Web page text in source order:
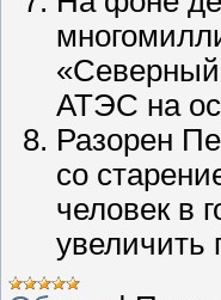
АТЭС на
Разорен
со
человек в
увеличить